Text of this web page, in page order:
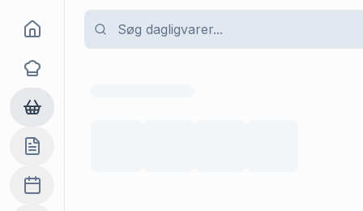
Goma
Opskrifter
Dagligvarer
Indkøbslisten
Madplan